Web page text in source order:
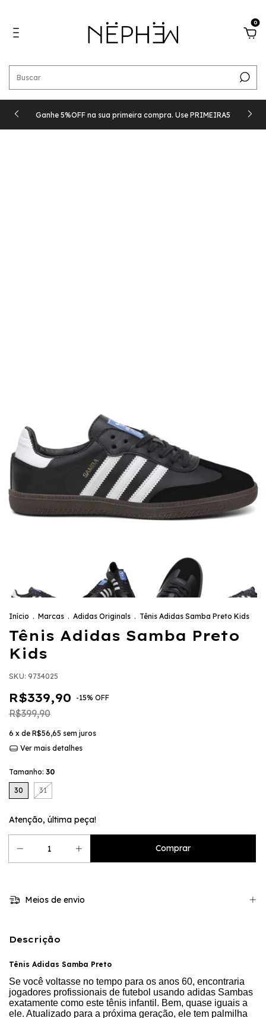
0
Ganhe 5%OFF na sua primeira compra. Use PRIMEIRA5
Início . Marcas . Adidas Originals . Tênis Adidas Samba Preto Kids
Tênis Adidas Samba Preto
Kids
SKU: 9734025
R$339,90 -15% OFF
R$399,90
6 x de R$56,65 sem juros
Ver mais detalhes
Tamanho: 30
30 31
Atenção, última peça!
Meios de envio
Descrição
Tênis Adidas Samba Preto
Se você voltasse no tempo para os anos 60, encontraria
jogadores profissionais de futebol usando adidas Sambas
exatamente como este tênis infantil. Bem, quase iguais a
ele. Atualizado para a próxima geração, ele tem palmilha